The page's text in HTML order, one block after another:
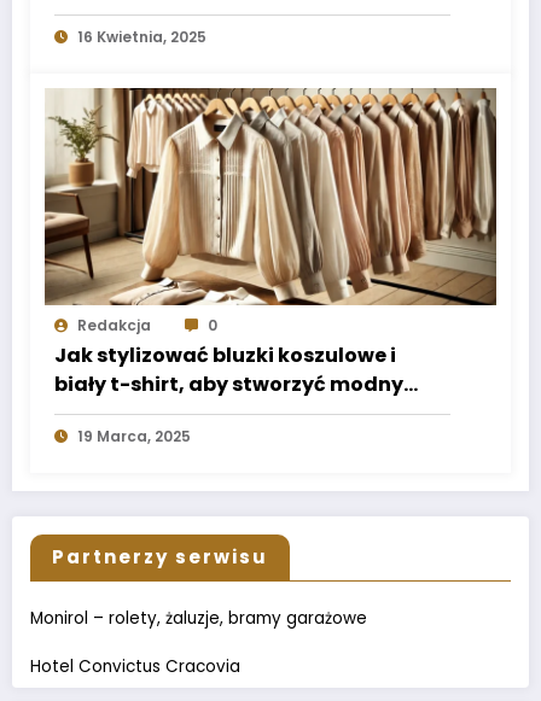
16 Kwietnia, 2025
Redakcja 0
Jak stylizować bluzki koszulowe i
biały t-shirt, aby stworzyć modny
look na każdą okazję?
19 Marca, 2025
Partnerzy serwisu
Monirol – rolety, żaluzje, bramy garażowe
Hotel Convictus Cracovia